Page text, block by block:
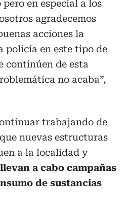
en especial a los
agradecemos
acciones la
policía en este tipo de
continúen de esta
no acaba”,
trabajando de
nuevas estructuras
a la localidad y
a cabo campañas
de sustancias